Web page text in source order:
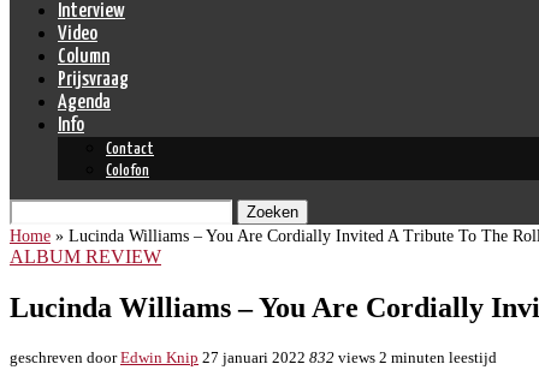
Interview
Video
Column
Prijsvraag
Agenda
Info
Contact
Colofon
Zoeken
Home » Lucinda Williams – You Are Cordially Invited A Tribute To The
ALBUM REVIEW
Lucinda Williams – You Are Cordially
geschreven doorEdwin Knip 27 januari 2022 832 views 2 minuten leestijd